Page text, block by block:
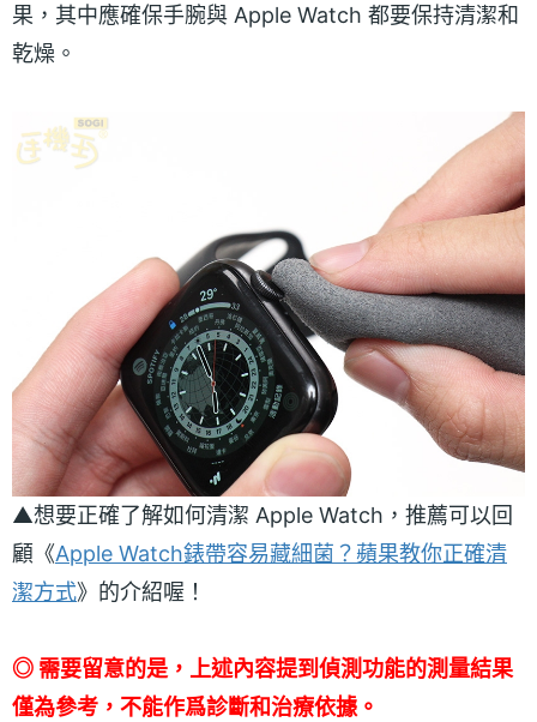
果，其中應確保手腕與 Apple Watch 都要保持清潔和
乾燥。
▲想要正確了解如何清潔 Apple Watch，推薦可以回
顧《Apple Watch錶帶容易藏細菌？蘋果教你正確清
潔方式》的介紹喔！
◎ 需要留意的是，上述內容提到偵測功能的測量結果
僅為參考，不能作爲診斷和治療依據。